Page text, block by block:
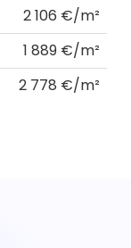
2 106 €/m²
1 889 €/m²
2 778 €/m²